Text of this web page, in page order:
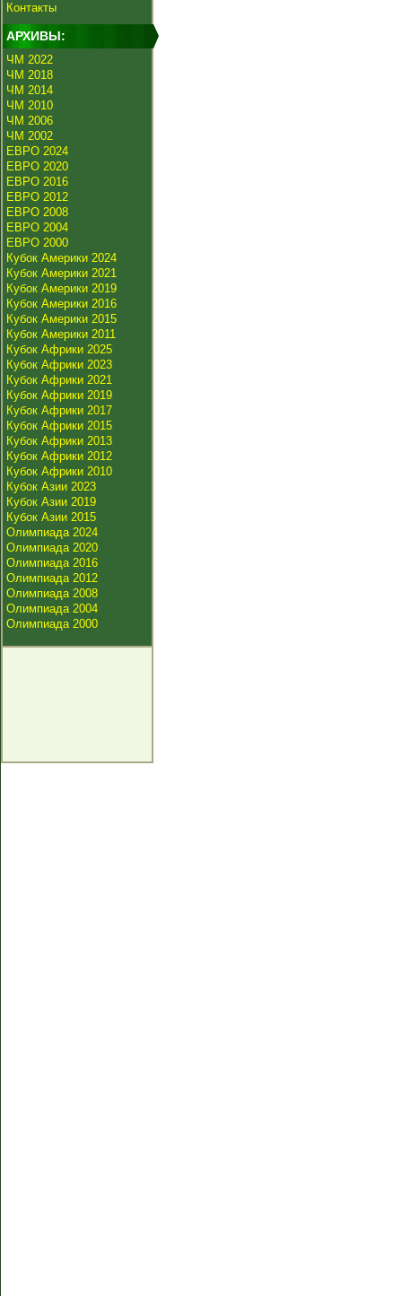
Контакты
АРХИВЫ:
ЧМ 2022
ЧМ 2018
ЧМ 2014
ЧМ 2010
ЧМ 2006
ЧМ 2002
ЕВРО 2024
ЕВРО 2020
ЕВРО 2016
ЕВРО 2012
ЕВРО 2008
ЕВРО 2004
ЕВРО 2000
Кубок Америки 2024
Кубок Америки 2021
Кубок Америки 2019
Кубок Америки 2016
Кубок Америки 2015
Кубок Америки 2011
Кубок Африки 2025
Кубок Африки 2023
Кубок Африки 2021
Кубок Африки 2019
Кубок Африки 2017
Кубок Африки 2015
Кубок Африки 2013
Кубок Африки 2012
Кубок Африки 2010
Кубок Азии 2023
Кубок Азии 2019
Кубок Азии 2015
Олимпиада 2024
Олимпиада 2020
Олимпиада 2016
Олимпиада 2012
Олимпиада 2008
Олимпиада 2004
Олимпиада 2000